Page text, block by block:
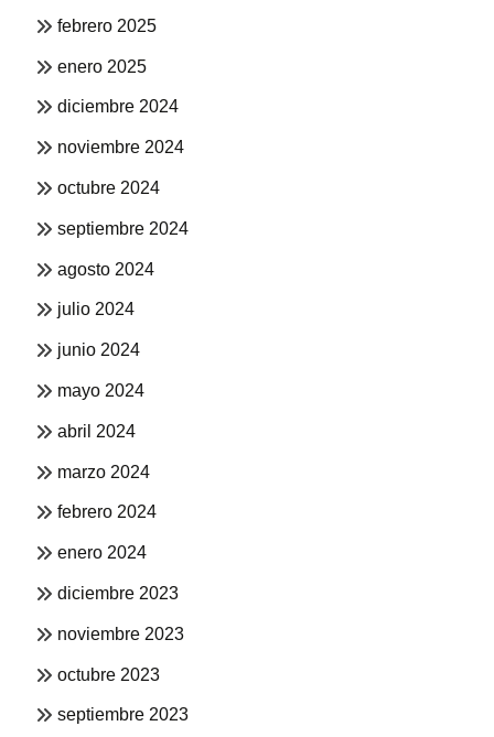
febrero 2025
enero 2025
diciembre 2024
noviembre 2024
octubre 2024
septiembre 2024
agosto 2024
julio 2024
junio 2024
mayo 2024
abril 2024
marzo 2024
febrero 2024
enero 2024
diciembre 2023
noviembre 2023
octubre 2023
septiembre 2023